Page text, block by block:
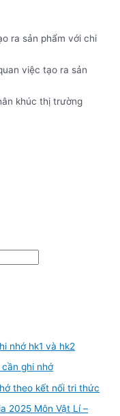
ra sản phẩm với chi
việc tạo ra sản
khúc thị trường
nhớ hk1 và hk2
cần ghi nhớ
theo kết nối tri thức
2025 Môn Vật Lí –